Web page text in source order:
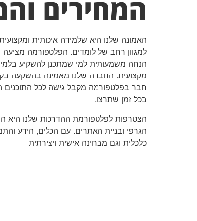
המחירים
האמונה שלנו היא שלמידה איכותית
למגוון רחב של לומדים. הפלטפורמה מציעה
הנחה משמעותית למי שמתכנן להשקיע
מקצועית. החברה שלנו מאמינה בהשקעה
חבר בפלטפורמה מקבל גישה לכל התוכנים
בכל זמן שתרצו.
הצטרפות לפלטפורמת ההדרכות שלנו היא
הגרפי ובניית האתרים. עם הכלים, הידע
כלכלית וגם מבחינה אישית ויצירתית